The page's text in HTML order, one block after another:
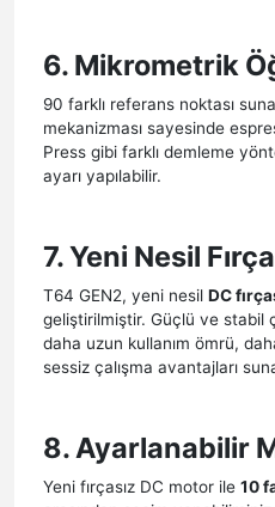
6. Mikrometrik
90 farklı referans noktası
mekanizması sayesinde
Press gibi farklı demleme
ayarı yapılabilir.
7. Yeni Nesil
T64 GEN2, yeni nesil DC
geliştirilmiştir. Güçlü ve stabil
daha uzun kullanım ömrü,
sessiz çalışma avantajları
8. Ayarlanabilir
Yeni fırçasız DC motor ile 10